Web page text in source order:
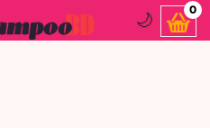
🌙
0